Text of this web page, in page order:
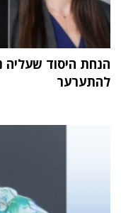
הנחת היסוד שעליה
להתערער